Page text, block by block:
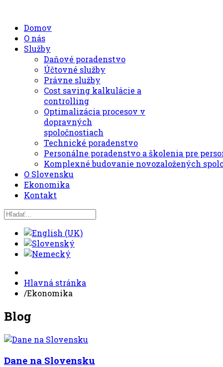
Domov
O nás
Služby
Daňové poradenstvo
Účtovné služby
Právne služby
Cost saving kalkulácie a
controlling
Optimalizácia procesov v
dopravných
spoločnostiach
Technické poradenstvo
Personálne poradenstvo a školenia pre
Komplexné budovanie novozaložených
O Slovensku
Ekonomika
Kontakt
Hlavná stránka
/Ekonomika
Blog
Dane na Slovensku